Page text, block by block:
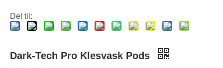
Del til:
Dark-Tech Pro Klesvask Pods